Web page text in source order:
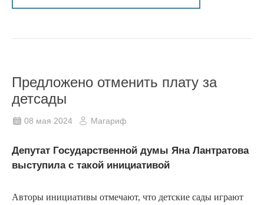
Предложено отменить плату за
детсады
08 мая 2024 Магариф
Депутат Государственной думы Яна Лантратова
выступила с такой инициативой
Авторы инициативы отмечают, что детские сады играют